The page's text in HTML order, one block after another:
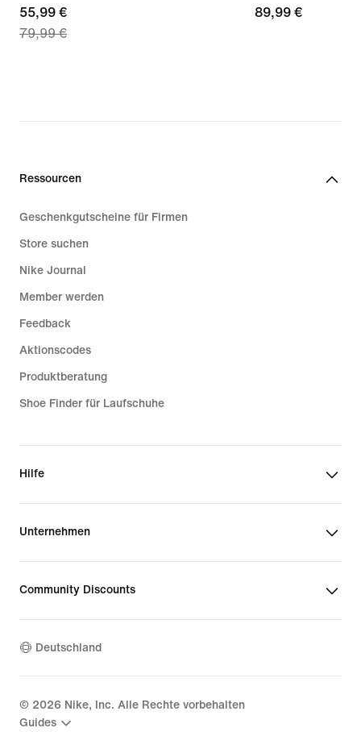
current
price
79,99 €
55,99 €
79,99 €
89,99 €
89,99 €
Ressourcen
Geschenkgutscheine für Firmen
Store suchen
Nike Journal
Member werden
Feedback
Aktionscodes
Produktberatung
Shoe Finder für Laufschuhe
Hilfe
Unternehmen
Community Discounts
Deutschland
© 2026 Nike, Inc. Alle Rechte vorbehalten
Guides